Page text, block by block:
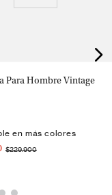
Para Hombre Vintage
en más colores
$229.900